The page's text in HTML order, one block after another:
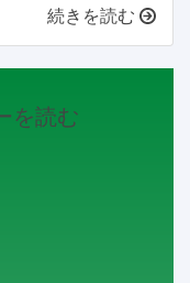
続きを読む
を読む